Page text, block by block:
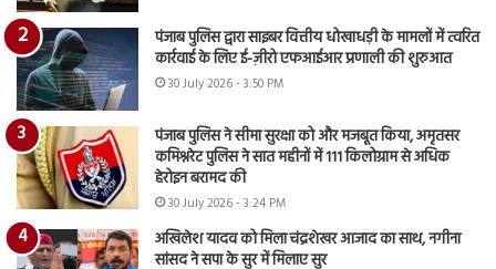
पंजाब पुलिस द्वारा साइबर वित्तीय धोखाधड़ी के मामलों में त्वरित
कार्रवाई के लिए ई-ज़ीरो एफआईआर प्रणाली की शुरुआत
30 July 2026 - 3:50 PM
पंजाब पुलिस ने सीमा सुरक्षा को और मजबूत किया, अमृतसर
कमिश्नरेट पुलिस ने सात महीनों में 111 किलोग्राम से अधिक
हेरोइन बरामद की
30 July 2026 - 3:24 PM
अखिलेश यादव को मिला चंद्रशेखर आजाद का साथ, नगीना
सांसद ने सपा के सुर में मिलाए सुर